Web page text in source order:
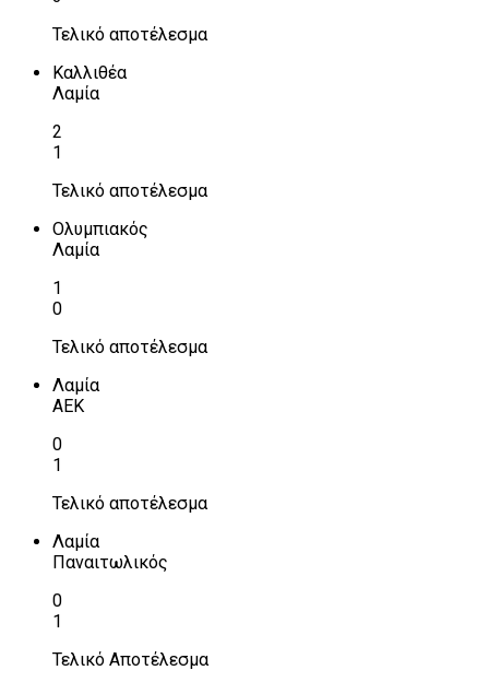
Τελικό αποτέλεσμα
Καλλιθέα
Λαμία
2
1
Τελικό αποτέλεσμα
Ολυμπιακός
Λαμία
1
0
Τελικό αποτέλεσμα
Λαμία
ΑΕΚ
0
1
Τελικό αποτέλεσμα
Λαμία
Παναιτωλικός
0
1
Τελικό Αποτέλεσμα